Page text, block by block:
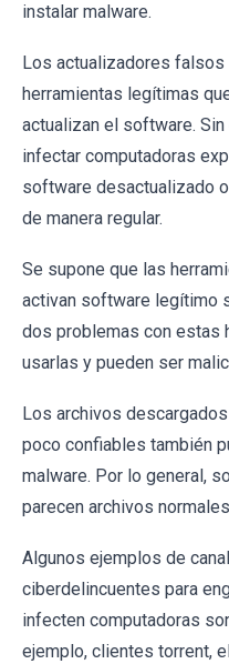
instalar malware.
Los actualizadores
herramientas legítimas
actualizan el software.
infectar computadoras
software desactualizado
de manera regular.
Se supone que las
activan software legítimo
dos problemas con estas
usarlas y pueden ser
Los archivos
poco confiables también
malware. Por lo general,
parecen archivos
Algunos ejemplos de
ciberdelincuentes para
infecten computadoras
ejemplo, clientes torrent,